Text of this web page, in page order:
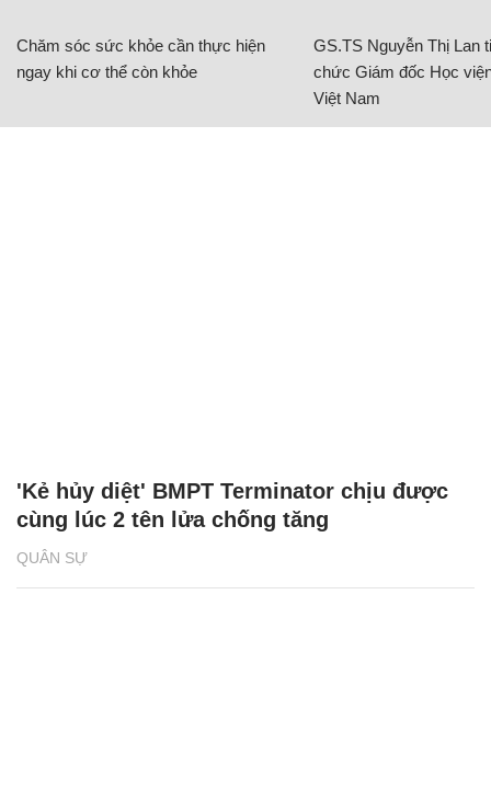
Chăm sóc sức khỏe cần thực hiện
ngay khi cơ thể còn khỏe
GS.TS Nguyễn Thị Lan
chức Giám đốc Học
Việt Nam
QUÂN SỰ
'Kẻ hủy diệt' BMPT Terminator chịu được
cùng lúc 2 tên lửa chống tăng